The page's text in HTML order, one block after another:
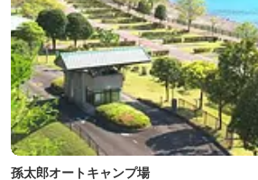
孫太郎オートキャンプ場